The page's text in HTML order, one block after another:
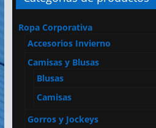
Ropa Corporativa
Accesorios Invierno
Camisas y Blusas
Blusas
Camisas
Gorros y Jockeys